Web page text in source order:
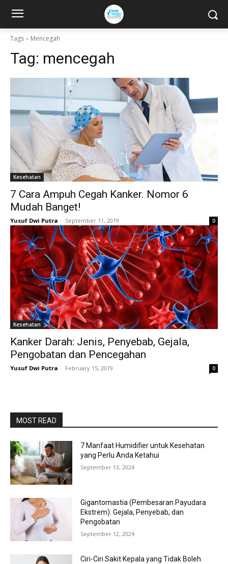
Tags Mencegah
Tag: mencegah
Kesehatan
7 Cara Ampuh Cegah Kanker. Nomor 6
Mudah Banget!
Yusuf Dwi Putra - September 11, 2019 0
Kesehatan
Kanker Darah: Jenis, Penyebab, Gejala,
Pengobatan dan Pencegahan
Yusuf Dwi Putra - February 15, 2019 0
MOST READ
7 Manfaat Humidifier untuk Kesehatan
yang Perlu Anda Ketahui
September 13, 2024
Gigantomastia (Pembesaran Payudara
Ekstrem): Gejala, Penyebab, dan
Pengobatan
September 12, 2024
Ciri-Ciri Sakit Kepala yang Tidak Boleh